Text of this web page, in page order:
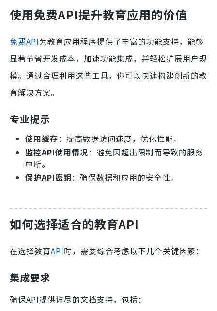
使用免费API提升教育应用的价值
免费API为教育应用程序提供了丰富的功能支持，能够
显著节省开发成本，加速功能集成，并轻松扩展用户规
模。通过合理利用这些工具，你可以快速构建创新的教
育解决方案。
专业提示
使用缓存：提高数据访问速度，优化性能。
监控API使用情况：避免因超出限制而导致的服务
中断。
保护API密钥：确保数据和应用的安全性。
如何选择适合的教育API
在选择教育API时，需要综合考虑以下几个关键因素：
集成要求
确保API提供详尽的文档支持，包括：